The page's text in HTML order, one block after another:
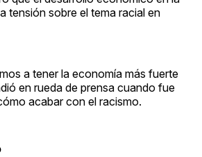
tensión sobre el tema racial en
a tener la economía más fuerte
en rueda de prensa cuando fue
acabar con el racismo.